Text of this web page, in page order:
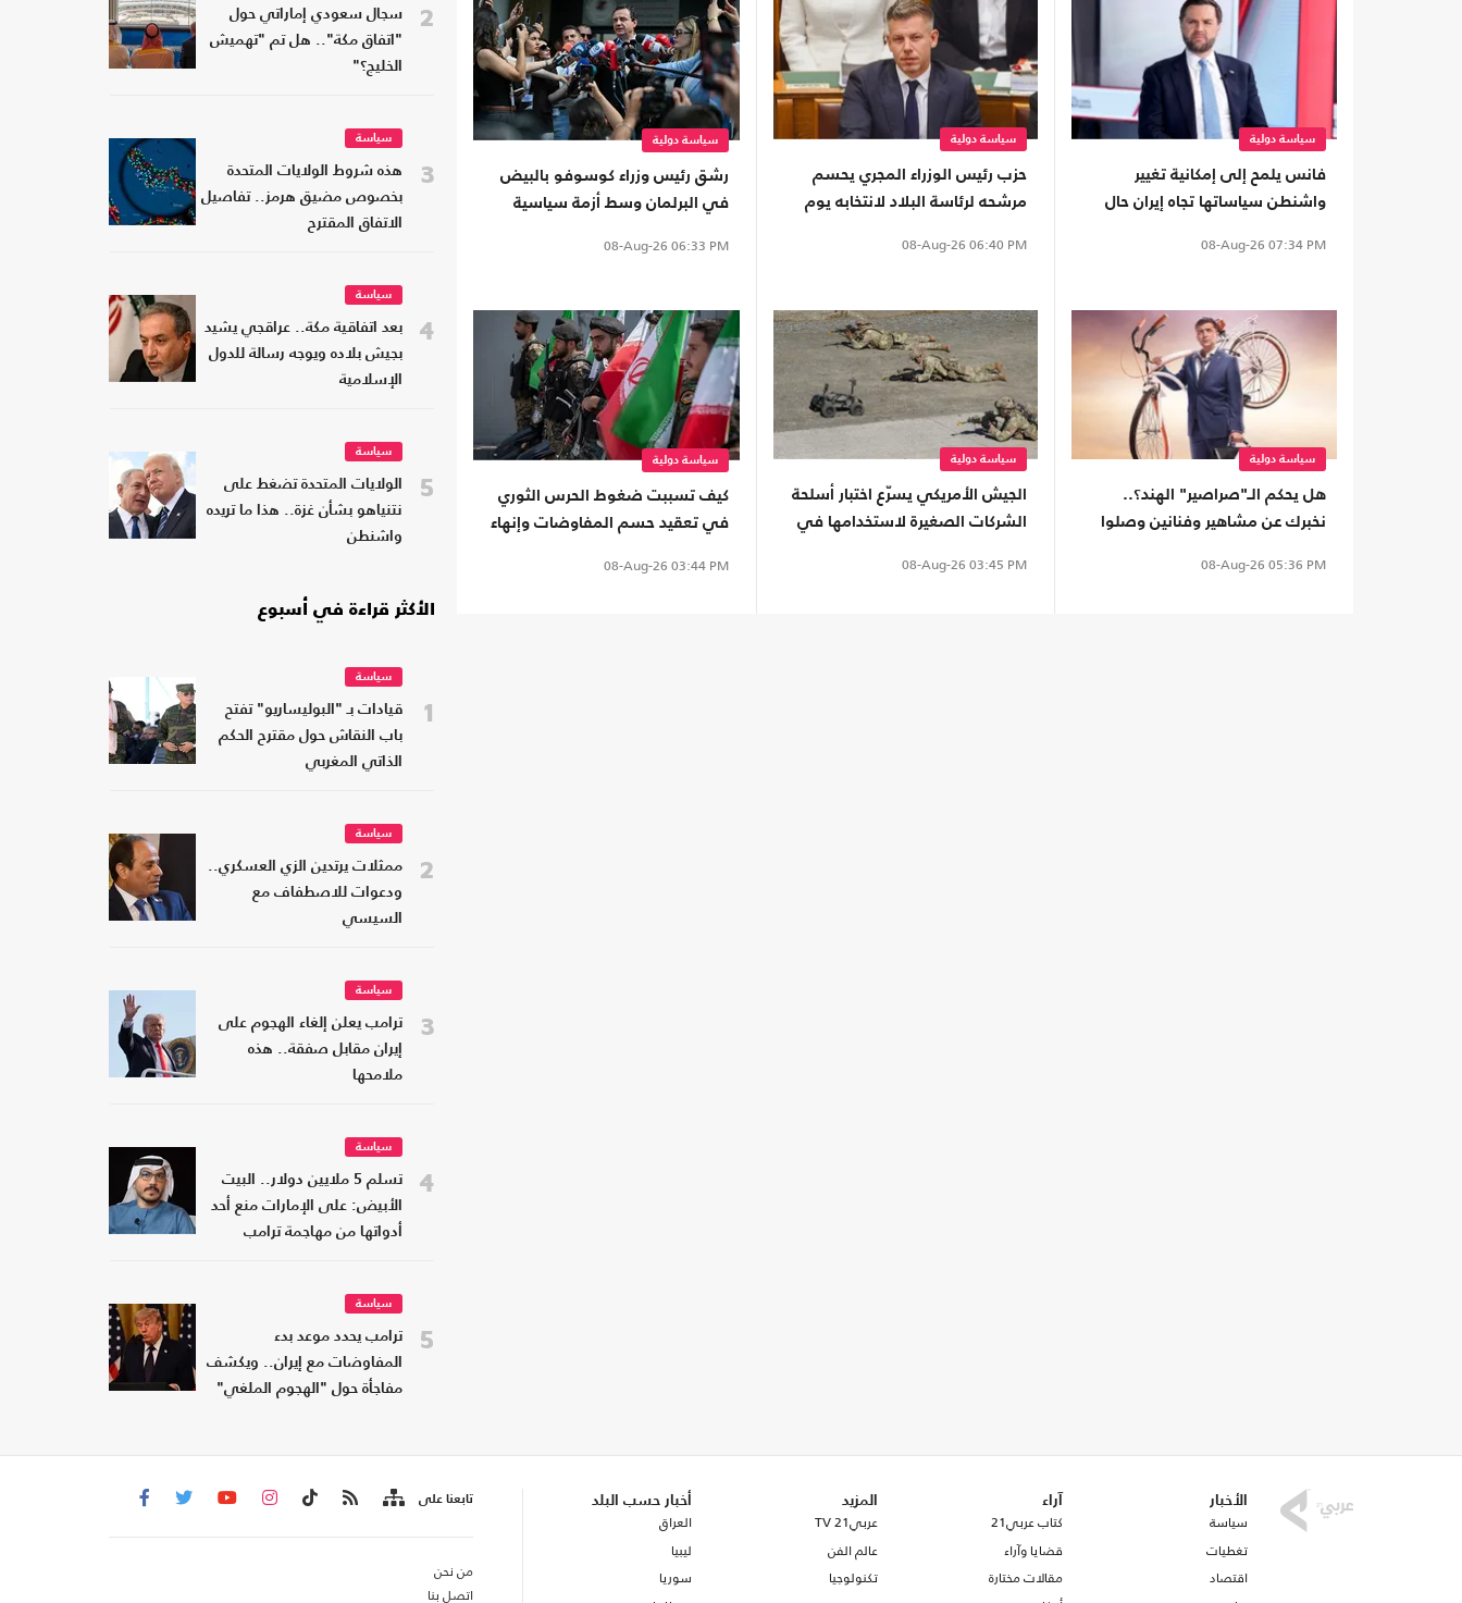
سياسة دولية
فانس يلمح إلى إمكانية تغيير
واشنطن سياساتها تجاه إيران حال
08-Aug-26 07:34 PM
سياسة دولية
حزب رئيس الوزراء المجري يحسم
مرشحه لرئاسة البلاد لانتخابه يوم
08-Aug-26 06:40 PM
سياسة دولية
رشق رئيس وزراء كوسوفو بالبيض
في البرلمان وسط أزمة سياسية
08-Aug-26 06:33 PM
سياسة دولية
هل يحكم الـ"صراصير" الهند؟..
نخبرك عن مشاهير وفنانين وصلوا
08-Aug-26 05:36 PM
سياسة دولية
الجيش الأمريكي يسرّع اختبار أسلحة
الشركات الصغيرة لاستخدامها في
08-Aug-26 03:45 PM
سياسة دولية
كيف تسببت ضغوط الحرس الثوري
في تعقيد حسم المفاوضات وإنهاء
08-Aug-26 03:44 PM
2
سجال سعودي إماراتي حول
"اتفاق مكة".. هل تم "تهميش
الخليج؟"
3
سياسة
هذه شروط الولايات المتحدة
بخصوص مضيق هرمز.. تفاصيل
الاتفاق المقترح
4
سياسة
بعد اتفاقية مكة.. عراقجي يشيد
بجيش بلاده ويوجه رسالة للدول
الإسلامية
5
سياسة
الولايات المتحدة تضغط على
نتنياهو بشأن غزة.. هذا ما تريده
واشنطن
الأكثر قراءة في أسبوع
1
سياسة
قيادات بـ "البوليساريو" تفتح
باب النقاش حول مقترح الحكم
الذاتي المغربي
2
سياسة
ممثلات يرتدين الزي العسكري..
ودعوات للاصطفاف مع
السيسي
3
سياسة
ترامب يعلن إلغاء الهجوم على
إيران مقابل صفقة.. هذه
ملامحها
4
سياسة
تسلم 5 ملايين دولار.. البيت
الأبيض: على الإمارات منع أحد
أدواتها من مهاجمة ترامب
5
سياسة
ترامب يحدد موعد بدء
المفاوضات مع إيران.. ويكشف
مفاجأة حول "الهجوم الملغي"
الأخبار
سياسة
تغطيات
اقتصاد
آراء
كتاب عربي21
قضايا وآراء
مقالات مختارة
المزيد
عربي21 TV
عالم الفن
تكنولوجيا
أخبار حسب البلد
العراق
ليبيا
سوريا
تابعنا على
من نحن
اتصل بنا